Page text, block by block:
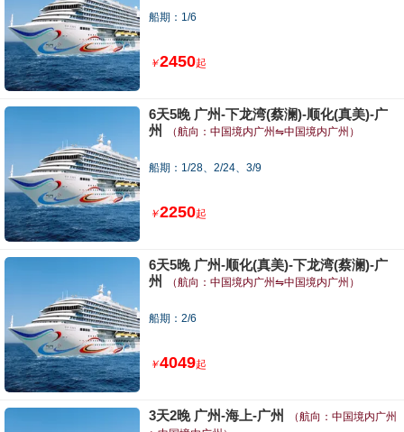
船期：1/6
￥2450起
6天5晚 广州-下龙湾(蔡澜)-顺化(真美)-广
州
（航向：中国境内广州⇋中国境内广州）
船期：1/28、2/24、3/9
￥2250起
6天5晚 广州-顺化(真美)-下龙湾(蔡澜)-广
州
（航向：中国境内广州⇋中国境内广州）
船期：2/6
￥4049起
3天2晚 广州-海上-广州
（航向：中国境内广州